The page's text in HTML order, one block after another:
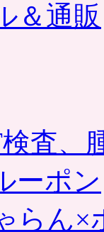
＆通販
査、
ーポン
らん×